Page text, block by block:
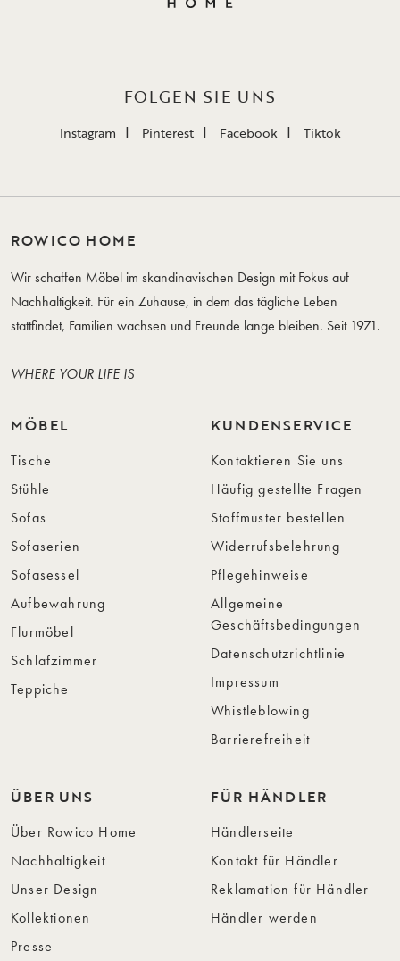
FOLGEN SIE UNS
Instagram Pinterest Facebook Tiktok
ROWICO HOME
Wir schaffen Möbel im skandinavischen Design mit Fokus auf
Nachhaltigkeit. Für ein Zuhause, in dem das tägliche Leben
stattfindet, Familien wachsen und Freunde lange bleiben. Seit 1971.
WHERE YOUR LIFE IS
MÖBEL
Tische
Stühle
Sofas
Sofaserien
Sofasessel
Aufbewahrung
Flurmöbel
Schlafzimmer
Teppiche
KUNDENSERVICE
Kontaktieren Sie uns
Häufig gestellte Fragen
Stoffmuster bestellen
Widerrufsbelehrung
Pflegehinweise
Allgemeine
Geschäftsbedingungen
Datenschutzrichtlinie
Impressum
Whistleblowing
Barrierefreiheit
ÜBER UNS
Über Rowico Home
Nachhaltigkeit
Unser Design
Kollektionen
Presse
FÜR HÄNDLER
Händlerseite
Kontakt für Händler
Reklamation für Händler
Händler werden